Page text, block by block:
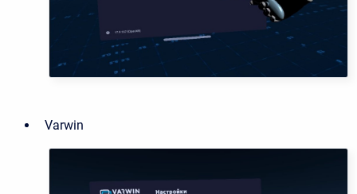
Varwin